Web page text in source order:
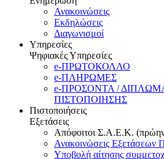
Ανακοινώσεις
Εκδηλώσεις
Διαγωνισμοί
Υπηρεσίες
Ψηφιακές Υπηρεσίες
e-ΠΡΩΤΟΚΟΛΛΟ
e-ΠΛΗΡΩΜΕΣ
e-ΠΡΟΣΟΝΤΑ /
ΠΙΣΤΟΠΟΙΗΣΗΣ
Πιστοποιήσεις
Εξετάσεις
Απόφοιτοι Σ.Α.Ε.Κ.
Ανακοινώσεις Εξετάσεων
Υποβολή αίτησης